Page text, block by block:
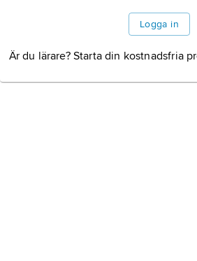
Logga in
Är du lärare? Starta din kostnadsfria